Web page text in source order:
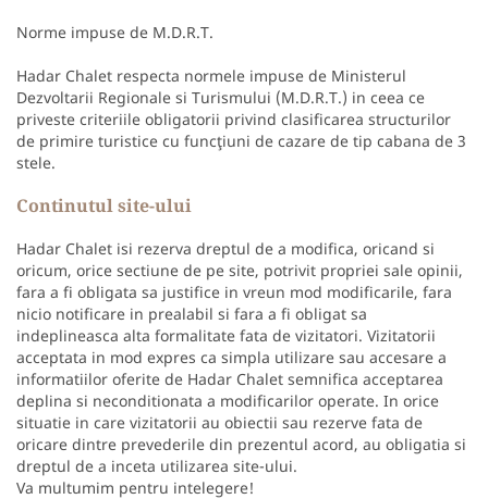
Norme impuse de M.D.R.T.
Hadar Chalet respecta normele impuse de Ministerul
Dezvoltarii Regionale si Turismului (M.D.R.T.) in ceea ce
priveste criteriile obligatorii privind clasificarea structurilor
de primire turistice cu funcţiuni de cazare de tip cabana de 3
stele.
Continutul site-ului
Hadar Chalet isi rezerva dreptul de a modifica, oricand si
oricum, orice sectiune de pe site, potrivit propriei sale opinii,
fara a fi obligata sa justifice in vreun mod modificarile, fara
nicio notificare in prealabil si fara a fi obligat sa
indeplineasca alta formalitate fata de vizitatori. Vizitatorii
acceptata in mod expres ca simpla utilizare sau accesare a
informatiilor oferite de Hadar Chalet semnifica acceptarea
deplina si neconditionata a modificarilor operate. In orice
situatie in care vizitatorii au obiectii sau rezerve fata de
oricare dintre prevederile din prezentul acord, au obligatia si
dreptul de a inceta utilizarea site-ului.
Va multumim pentru intelegere!